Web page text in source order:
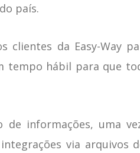
país.
clientes da Easy-Way
hábil para que
informações, uma
via arquivos